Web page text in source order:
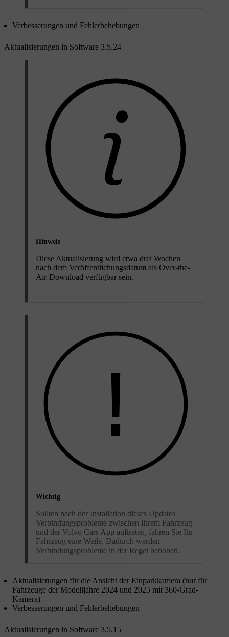
Verbesserungen und Fehlerbehebungen
Aktualisierungen in Software 3.5.24
Hinweis
Diese Aktualisierung wird etwa drei Wochen
nach dem Veröffentlichungsdatum als Over-the-
Air-Download verfügbar sein.
Wichtig
Sollten nach der Installation dieses Updates
Verbindungsprobleme zwischen Ihrem Fahrzeug
und der Volvo Cars App auftreten, fahren Sie Ihr
Fahrzeug eine Weile. Dadurch werden
Verbindungsprobleme in der Regel behoben.
Aktualisierungen für die Ansicht der Einparkkamera (nur für
Fahrzeuge der Modelljahre 2024 und 2025 mit 360-Grad-
Kamera)
Verbesserungen und Fehlerbehebungen
Aktualisierungen in Software 3.5.15